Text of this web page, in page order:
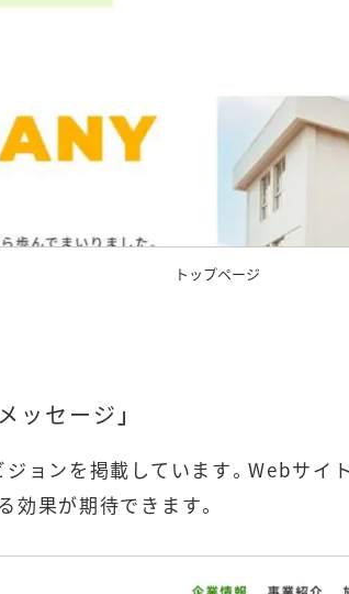
トップページ
ッセージ」
ョンを掲載しています。Webサイ
効果が期待できます。